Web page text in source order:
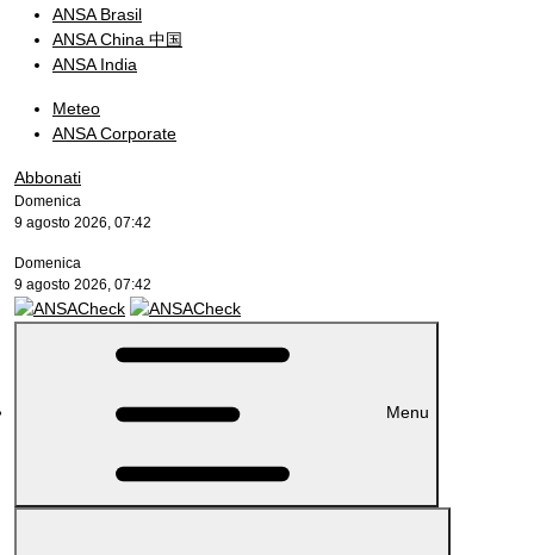
ANSA Brasil
ANSA China 中国
ANSA India
Meteo
ANSA Corporate
Abbonati
Domenica
9 agosto 2026, 07:42
Domenica
9 agosto 2026, 07:42
Menu